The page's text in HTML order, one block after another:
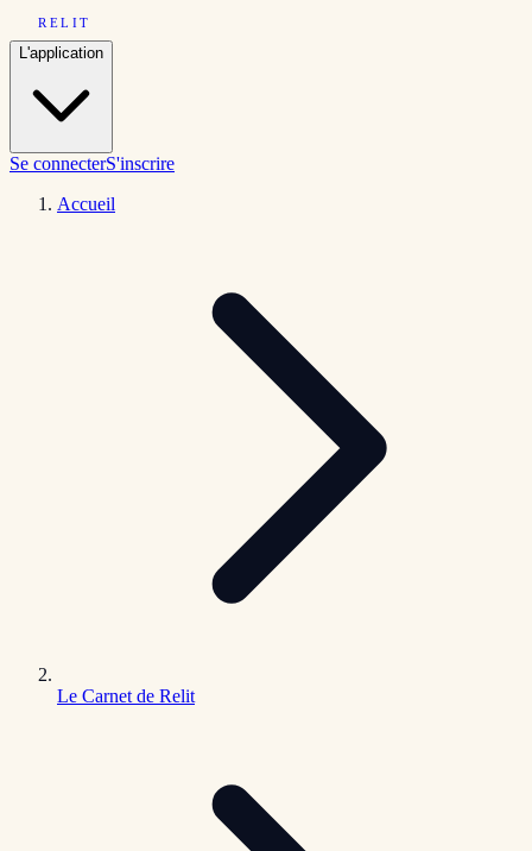
RELIT
L'application
Se connecterS'inscrire
Accueil
Le Carnet de Relit